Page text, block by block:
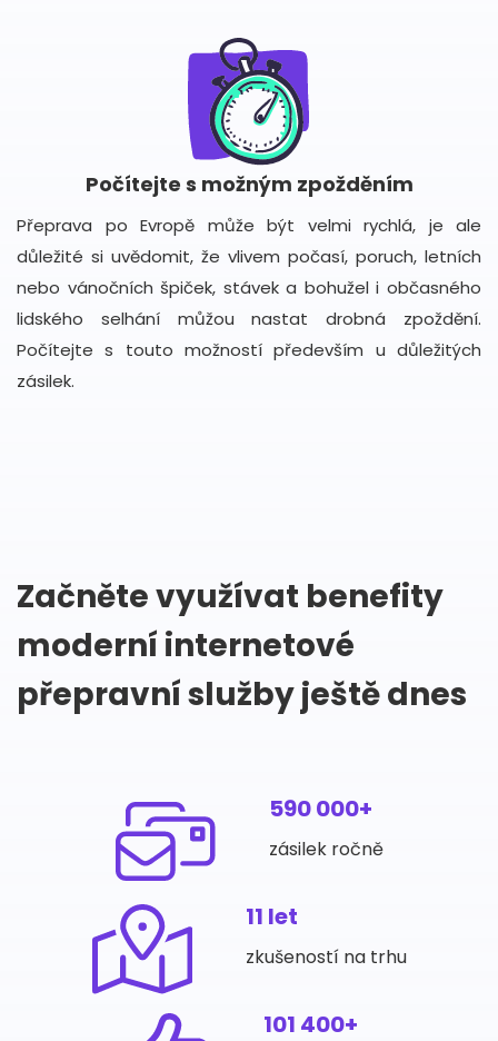
Počítejte s možným zpožděním
Přeprava po Evropě může být velmi rychlá, je ale
důležité si uvědomit, že vlivem počasí, poruch, letních
nebo vánočních špiček, stávek a bohužel i občasného
lidského selhání můžou nastat drobná zpoždění.
Počítejte s touto možností především u důležitých
zásilek.
Začněte využívat benefity
moderní internetové
přepravní služby ještě dnes
590 000+
zásilek ročně
11 let
zkušeností na trhu
101 400+